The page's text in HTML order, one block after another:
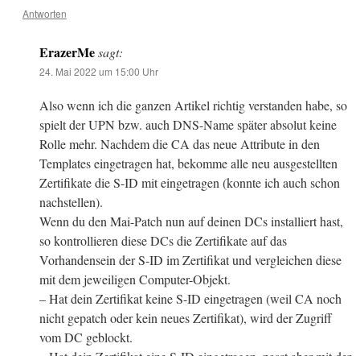
Antworten
ErazerMe sagt:
24. Mai 2022 um 15:00 Uhr
Also wenn ich die ganzen Artikel richtig verstanden habe, so
spielt der UPN bzw. auch DNS-Name später absolut keine
Rolle mehr. Nachdem die CA das neue Attribute in den
Templates eingetragen hat, bekomme alle neu ausgestellten
Zertifikate die S-ID mit eingetragen (konnte ich auch schon
nachstellen).
Wenn du den Mai-Patch nun auf deinen DCs installiert hast,
so kontrollieren diese DCs die Zertifikate auf das
Vorhandensein der S-ID im Zertifikat und vergleichen diese
mit dem jeweiligen Computer-Objekt.
– Hat dein Zertifikat keine S-ID eingetragen (weil CA noch
nicht gepatch oder kein neues Zertifikat), wird der Zugriff
vom DC geblockt.